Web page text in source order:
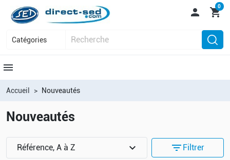
 shopping_cart
0
menu
Accueil Nouveautés
Nouveautés
Référence, A à Z expand_more filter_list Filtrer